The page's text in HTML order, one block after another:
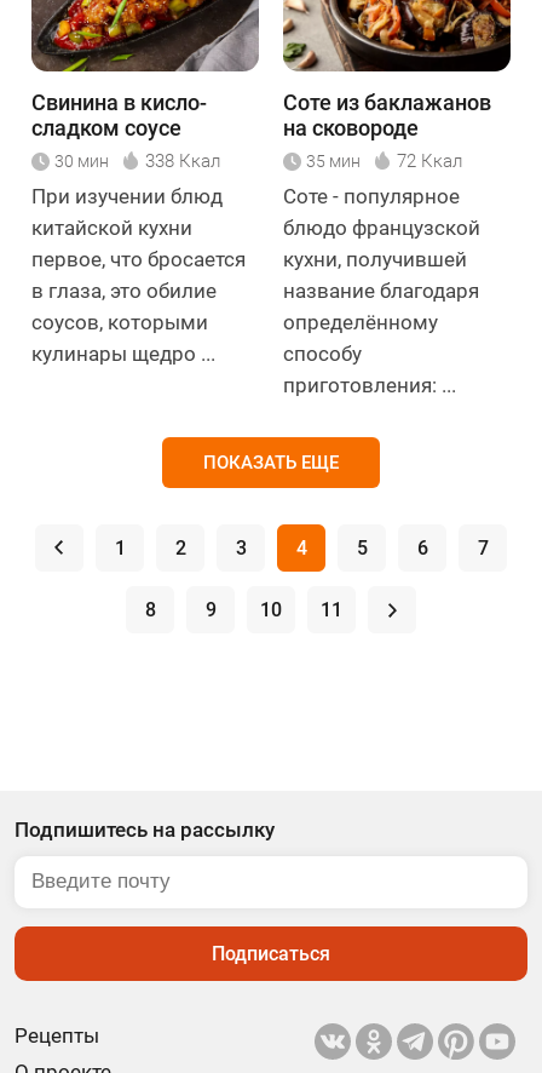
Свинина в кисло-
сладком соусе
30 мин 338 Ккал
При изучении блюд
китайской кухни
первое, что бросается
в глаза, это обилие
соусов, которыми
кулинары щедро ...
Соте из баклажанов
на сковороде
35 мин 72 Ккал
Соте - популярное
блюдо французской
кухни, получившей
название благодаря
определённому
способу
приготовления: ...
ПОКАЗАТЬ ЕЩЕ
. 1 2 3 4 5 6 7
8 9 10 11 .
Рецепты
Подпишитесь на рассылку
Подписаться